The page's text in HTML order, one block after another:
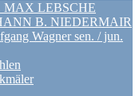
MAX LEBSCHE
B. NIEDERMAIR
Wagner sen. / jun.